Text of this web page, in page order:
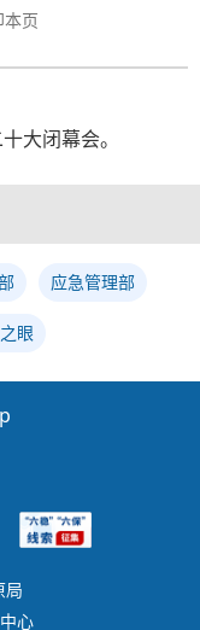
本页
大闭幕会。
应急管理部
眼
局
心